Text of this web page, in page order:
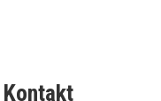
Kontakt